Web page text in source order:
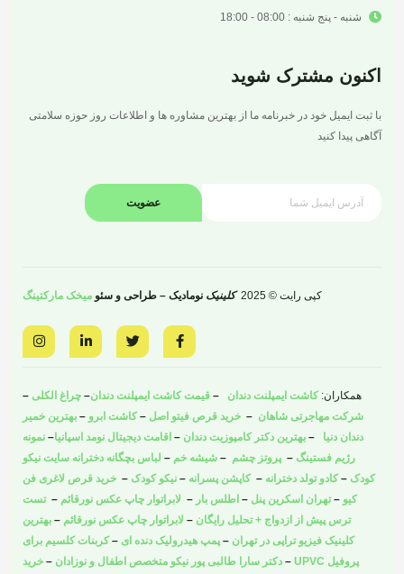
شنبه - پنج شنبه : 08:00 - 18:00
اکنون مشترک شوید
با ثبت ایمیل خود در خبرنامه ما از بهترین مشاوره ها و اطلاعات روز حوزه سلامتی
آگاهی پیدا کنید
عضویت
کپی رایت © 2025 کلینیک نومادیک – طراحی و سئو میخک مارکتینگ
F
a
c
o
o
k
-
w
i
e
r
L
i
n
d
-
n
I
n
s
g
r
a
m
همکاران: کاشت ایمپلنت دندان – قیمت کاشت ایمپلنت دندان– چراغ الکلی –
شرکت مهاجرتی شاهان – خرید قرص فیتو اصل –کاشت ابرو – بهترین خمیر
دندان دنیا – بهترین دکتر کامپوزیت دندان – اقامت دیجیتال نومد اسپانیا– نمونه
رژیم فستینگ – پروتز چشم – شیشه خم – لباس بچگانه دخترانه سایت نیکو
کودک –کادو تولد دخترانه –کاپشن پسرانه – نیکو کودک – خرید قرص لاغری فن
کیو –تهران اسکرین پنل – اطلس بار – لابراتوار چاپ عکس نورقائم –تست
ترس پیش از ازدواج + تحلیل رایگان – لابراتوار چاپ عکس نورقائم – بهترین
کلینیک فیزیو تراپی در تهران – پمپ هیدرولیک دنده ای –کربنات کلسیم برای
پروفیل UPVC
– دکتر سارا طالبی پور نیکو متخصص اطفال و نوزادان – خرید